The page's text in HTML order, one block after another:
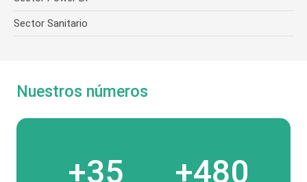
Sector Sanitario
Nuestros números
+35 +480